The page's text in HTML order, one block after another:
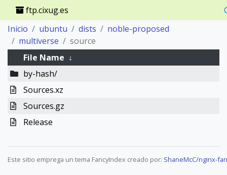
ftp.cixug.es
Inicio
ubuntu dists
noble-proposed
multiverse
source
File Name ↓
by-hash/
Sources.xz
Sources.gz
Release
Este sitio emprega un tema FancyIndex creado por: ShaneMcC/nginx-